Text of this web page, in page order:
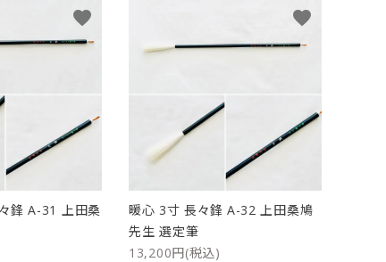
鋒 A-31 上田桑
favorite
暖心 3寸 長々鋒 A-32 上田桑鳩
先生 選定筆
13,200円(税込)
favorite